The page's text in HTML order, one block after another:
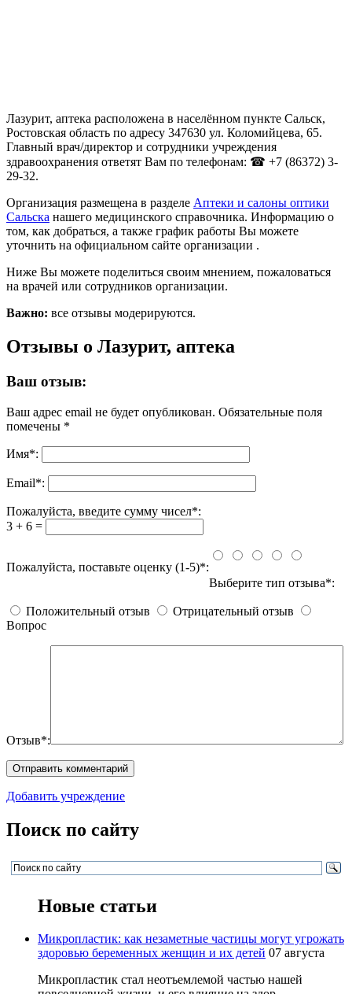
Лазурит, аптека расположена в населённом пункте Сальск,
Ростовская область по адресу 347630 ул. Коломийцева, 65.
Главный врач/директор и сотрудники учреждения
здравоохранения ответят Вам по телефонам: ☎ +7 (86372) 3-
29-32.
Организация размещена в разделе Аптеки и салоны оптики
Сальска нашего медицинского справочника. Информацию о
том, как добраться, а также график работы Вы можете
уточнить на официальном сайте организации .
Ниже Вы можете поделиться своим мнением, пожаловаться
на врачей или сотрудников организации.
Важно: все отзывы модерируются.
Отзывы о Лазурит, аптека
Ваш отзыв:
Ваш адрес email не будет опубликован. Обязательные поля
помечены *
Имя*:
Email*:
Пожалуйста, введите сумму чисел*:
3 + 6 =
Пожалуйста, поставьте оценку (1-5)*:
Выберите тип отзыва*:
Положительный отзыв
Отрицательный отзыв
Вопрос
Отзыв*:
Добавить учреждение
Поиск по сайту
Новые статьи
Микропластик: как незаметные частицы могут угрожать
здоровью беременных женщин и их детей 07 августа
Микропластик стал неотъемлемой частью нашей